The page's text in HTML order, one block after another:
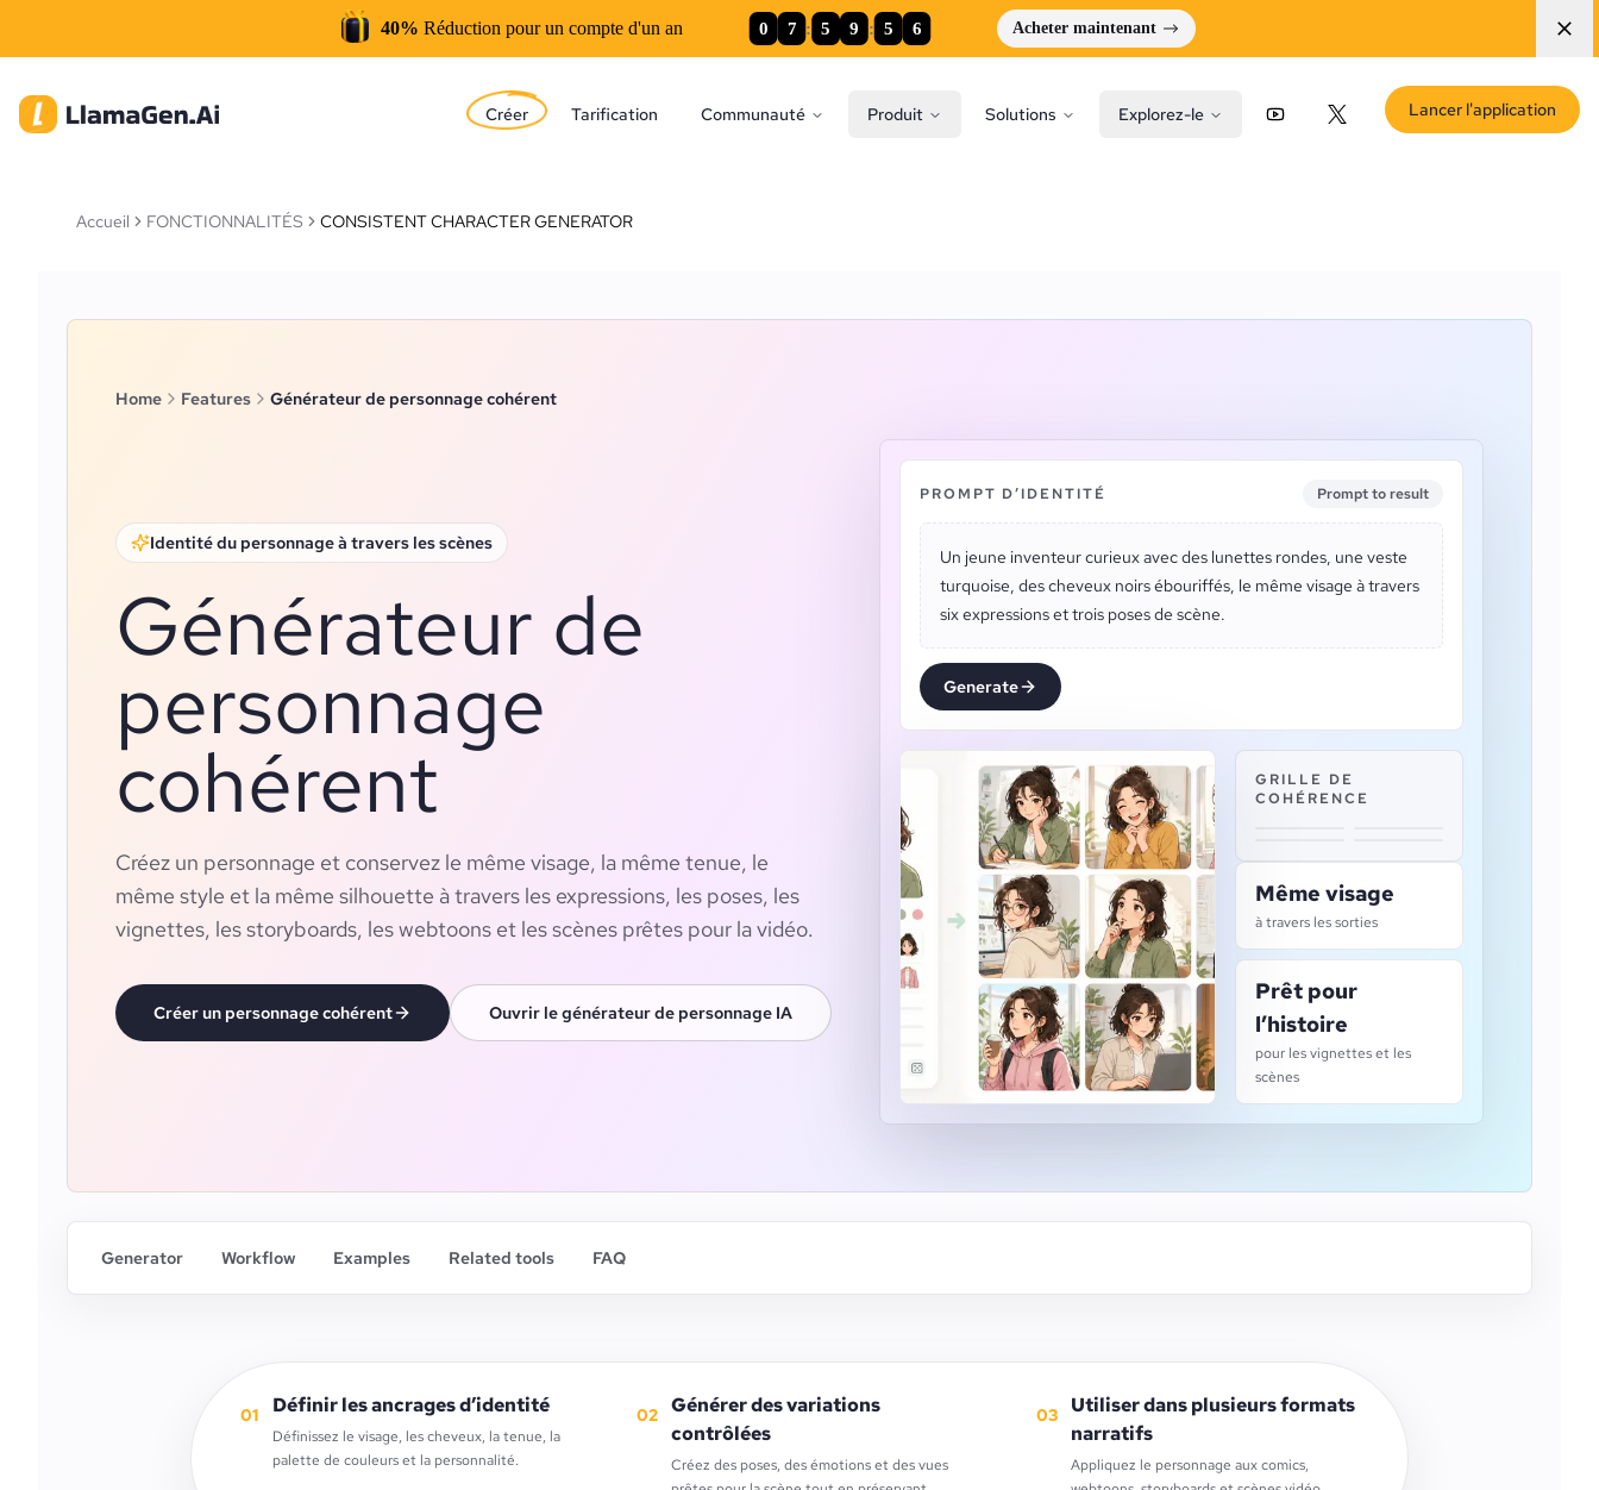
40% Réduction pour un compte d'un an 0 7 : 5 9 : 5 5 Acheter maintenant
Créer Tarification Communauté Produit Solutions Explorez-le YouTubeX (Twitter)
Lancer l'application
Accueil FONCTIONNALITÉS CONSISTENT CHARACTER GENERATOR
Home Features Générateur de personnage cohérent
Identité du personnage à travers les scènes
Générateur de
personnage
cohérent
Créez un personnage et conservez le même visage, la même tenue, le
même style et la même silhouette à travers les expressions, les poses, les
vignettes, les storyboards, les webtoons et les scènes prêtes pour la vidéo.
Créer un personnage cohérent Ouvrir le générateur de personnage IA
PROMPT D’IDENTITÉ Prompt to result
Un jeune inventeur curieux avec des lunettes rondes, une veste
turquoise, des cheveux noirs ébouriffés, le même visage à travers
six expressions et trois poses de scène.
Generate
GRILLE DE
COHÉRENCE
Même visage
à travers les sorties
Prêt pour
l’histoire
pour les vignettes et les
scènes
Generator Workflow Examples Related tools FAQ
01 Définir les ancrages d’identité
Définissez le visage, les cheveux, la tenue, la
palette de couleurs et la personnalité.
02
Générer des variations
contrôlées
Créez des poses, des émotions et des vues
03
Utiliser dans plusieurs formats
narratifs
Appliquez le personnage aux comics,